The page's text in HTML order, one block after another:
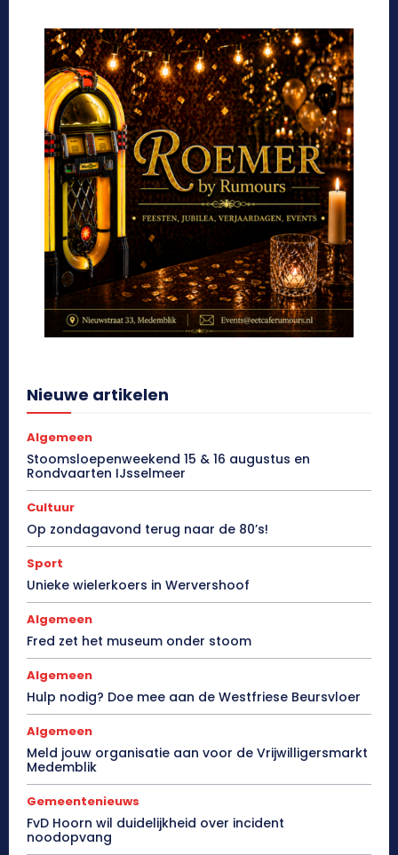
Nieuwe artikelen
Algemeen
Stoomsloepenweekend 15 & 16 augustus en
Rondvaarten IJsselmeer
Cultuur
Op zondagavond terug naar de 80’s!
Sport
Unieke wielerkoers in Wervershoof
Algemeen
Fred zet het museum onder stoom
Algemeen
Hulp nodig? Doe mee aan de Westfriese Beursvloer
Algemeen
Meld jouw organisatie aan voor de Vrijwilligersmarkt
Medemblik
Gemeentenieuws
FvD Hoorn wil duidelijkheid over incident
noodopvang